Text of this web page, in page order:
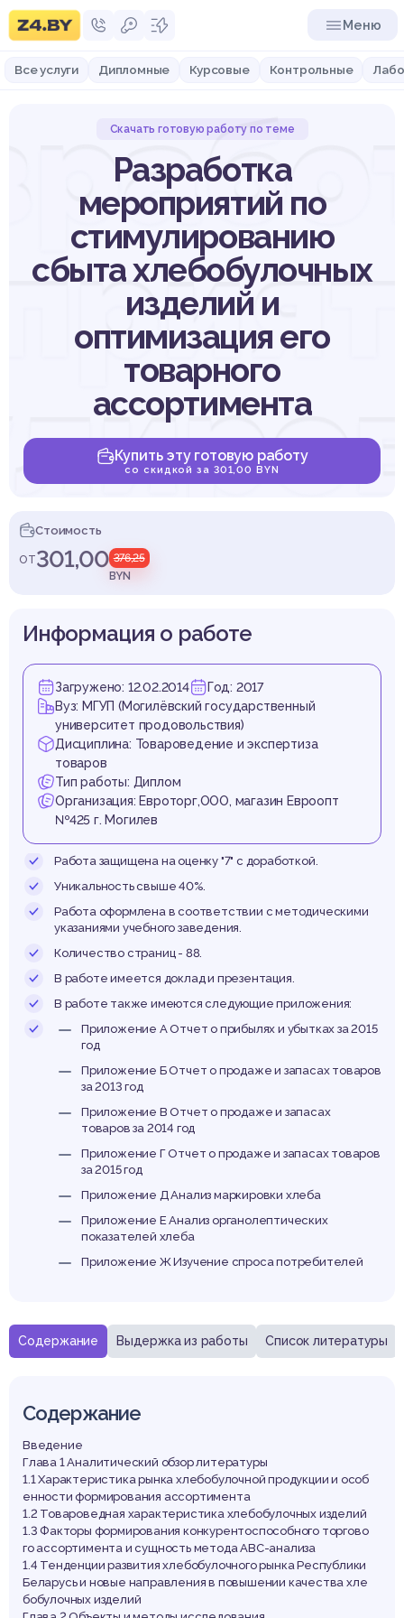
Меню
Все услуги Дипломные Курсовые Контрольные
Скачать готовую работу по теме
Разработка
мероприятий по
стимулированию
сбыта хлебобулочных
изделий и
оптимизация его
товарного
ассортимента
Купить эту готовую работу
со скидкой за 301,00 BYN
Стоимость
от301,00 376,25
BYN
Содержание Выдержка из работы Список литературы
Содержание
Введение
Глава 1 Аналитический обзор литературы
1.1 Характеристика рынка хлебобулочной продукции и особ
енности формирования ассортимента
1.2 Товароведная характеристика хлебобулочных изделий
1.3 Факторы формирования конкурентоспособного торгово
го ассортимента и сущность метода АВС-анализа
1.4 Тенденции развития хлебобулочного рынка Республики
Беларусь и новые направления в повышении качества хле
бобулочных изделий
Информация о работе
Загружено: 12.02.2014
Год: 2017
Вуз: МГУП (Могилёвский государственный
университет продовольствия)
Дисциплина: Товароведение и экспертиза
товаров
Тип работы: Диплом
Организация: Евроторг,ООО, магазин Евроопт
№425 г. Могилев
Работа защищена на оценку "7" с доработкой.
Уникальность свыше 40%.
Работа оформлена в соответствии с методическими
указаниями учебного заведения.
Количество страниц - 88.
В работе имеется доклад и презентация.
В работе также имеются следующие приложения:
Приложение А Отчет о прибылях и убытках за 2015
год
Приложение Б Отчет о продаже и запасах товаров
за 2013 год
Приложение В Отчет о продаже и запасах
товаров за 2014 год
Приложение Г Отчет о продаже и запасах товаров
за 2015 год
Приложение Д Анализ маркировки хлеба
Приложение Е Анализ органолептических
показателей хлеба
Приложение Ж Изучение спроса потребителей